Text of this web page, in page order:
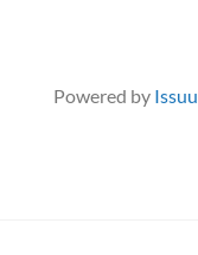
Powered by Issuu